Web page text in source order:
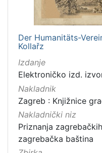
Der Humanitäts-
Kollařz
Izdanje
Elektroničko izd.
Nakladnik
Zagreb : Knjižnice
Nakladnički niz
Priznanja
zagrebačka baština